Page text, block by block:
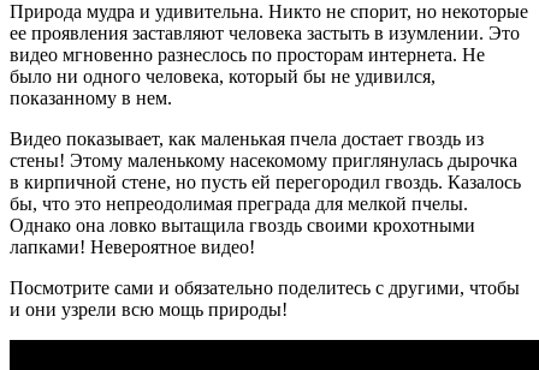
Природа мудра и удивительна. Никто не спорит, но некоторые
ее проявления заставляют человека застыть в изумлении. Это
видео мгновенно разнеслось по просторам интернета. Не
было ни одного человека, который бы не удивился,
показанному в нем.
Видео показывает, как маленькая пчела достает гвоздь из
стены! Этому маленькому насекомому приглянулась дырочка
в кирпичной стене, но пусть ей перегородил гвоздь. Казалось
бы, что это непреодолимая преграда для мелкой пчелы.
Однако она ловко вытащила гвоздь своими крохотными
лапками! Невероятное видео!
Посмотрите сами и обязательно поделитесь с другими, чтобы
и они узрели всю мощь природы!